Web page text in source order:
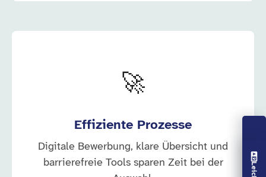
🚀
Effiziente Prozesse
Digitale Bewerbung, klare Übersicht und
barrierefreie Tools sparen Zeit bei der